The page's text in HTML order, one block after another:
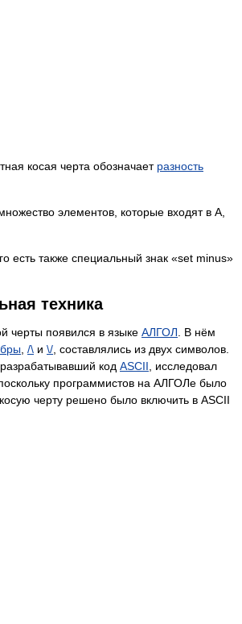
косая черта обозначает разность
элементов, которые входят в A,
есть также специальный знак «set minus»
техника
черты появился в языке АЛГОЛ . В нём
/\ и \/ , составлялись из двух символов.
, разрабатывавший код ASCII , исследовал
программистов на АЛГОЛе было
черту решено было включить в ASCII